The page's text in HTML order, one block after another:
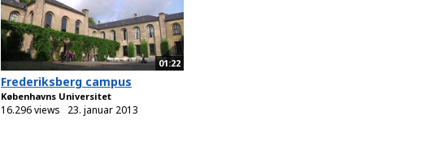
01:22
Frederiksberg campus
Københavns Universitet
16.296 views 23. januar 2013